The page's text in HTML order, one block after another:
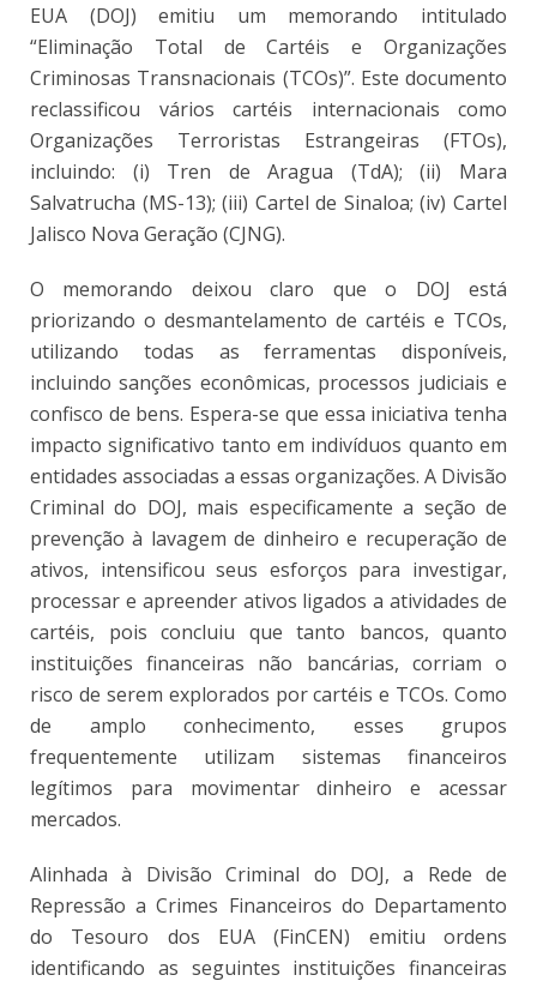
EUA (DOJ) emitiu um memorando intitulado
“Eliminação Total de Cartéis e Organizações
Criminosas Transnacionais (TCOs)”. Este documento
reclassificou vários cartéis internacionais como
Organizações Terroristas Estrangeiras (FTOs),
incluindo: (i) Tren de Aragua (TdA); (ii) Mara
Salvatrucha (MS-13); (iii) Cartel de Sinaloa; (iv) Cartel
Jalisco Nova Geração (CJNG).
O memorando deixou claro que o DOJ está
priorizando o desmantelamento de cartéis e TCOs,
utilizando todas as ferramentas disponíveis,
incluindo sanções econômicas, processos judiciais e
confisco de bens. Espera-se que essa iniciativa tenha
impacto significativo tanto em indivíduos quanto em
entidades associadas a essas organizações. A Divisão
Criminal do DOJ, mais especificamente a seção de
prevenção à lavagem de dinheiro e recuperação de
ativos, intensificou seus esforços para investigar,
processar e apreender ativos ligados a atividades de
cartéis, pois concluiu que tanto bancos, quanto
instituições financeiras não bancárias, corriam o
risco de serem explorados por cartéis e TCOs. Como
de amplo conhecimento, esses grupos
frequentemente utilizam sistemas financeiros
legítimos para movimentar dinheiro e acessar
mercados.
Alinhada à Divisão Criminal do DOJ, a Rede de
Repressão a Crimes Financeiros do Departamento
do Tesouro dos EUA (FinCEN) emitiu ordens
identificando as seguintes instituições financeiras